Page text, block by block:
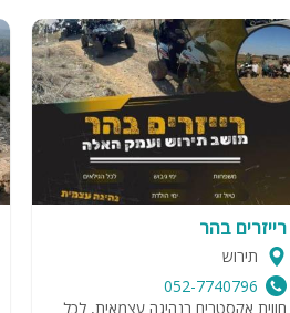
רייזרים בהר
תירוש
052-7740796
חווית אקסטרים בנהיגה עצמאית, לכל